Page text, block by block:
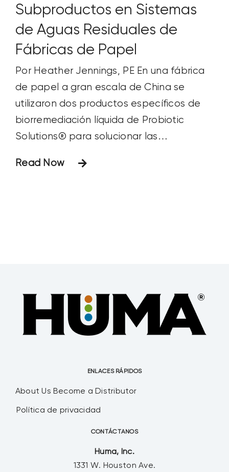
Subproductos en Sistemas
de Aguas Residuales de
Fábricas de Papel
Por Heather Jennings, PE En una fábrica
de papel a gran escala de China se
utilizaron dos productos específicos de
biorremediación líquida de Probiotic
Solutions® para solucionar las
carga hidráulica de los nuevos procesos
Read Now
ENLACES RÁPIDOS
About Us Become a Distributor
Política de privacidad
CONTÁCTANOS
Huma, Inc.
1331 W. Houston Ave.